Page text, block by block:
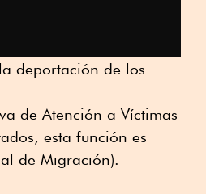
deportación de los
de Atención a Víctimas
esta función es
de Migración).